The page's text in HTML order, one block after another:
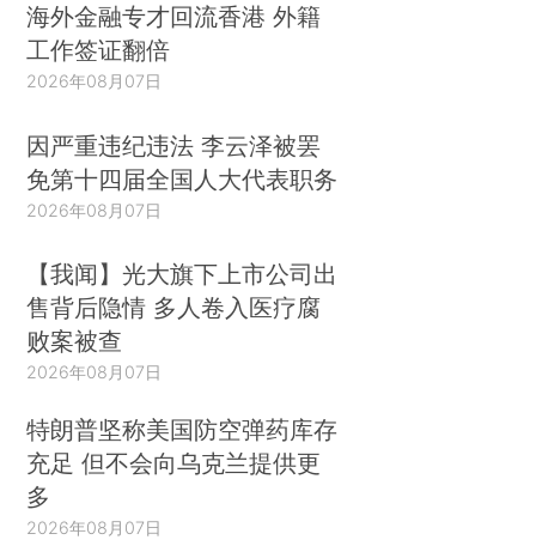
海外金融专才回流香港 外籍
工作签证翻倍
2026年08月07日
因严重违纪违法 李云泽被罢
免第十四届全国人大代表职务
2026年08月07日
【我闻】光大旗下上市公司出
售背后隐情 多人卷入医疗腐
败案被查
2026年08月07日
特朗普坚称美国防空弹药库存
充足 但不会向乌克兰提供更
多
2026年08月07日